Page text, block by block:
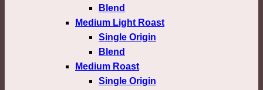
Blend
Medium Light Roast
Single Origin
Blend
Medium Roast
Single Origin